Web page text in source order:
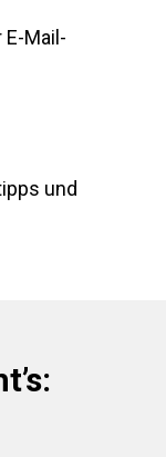
Mail-
und